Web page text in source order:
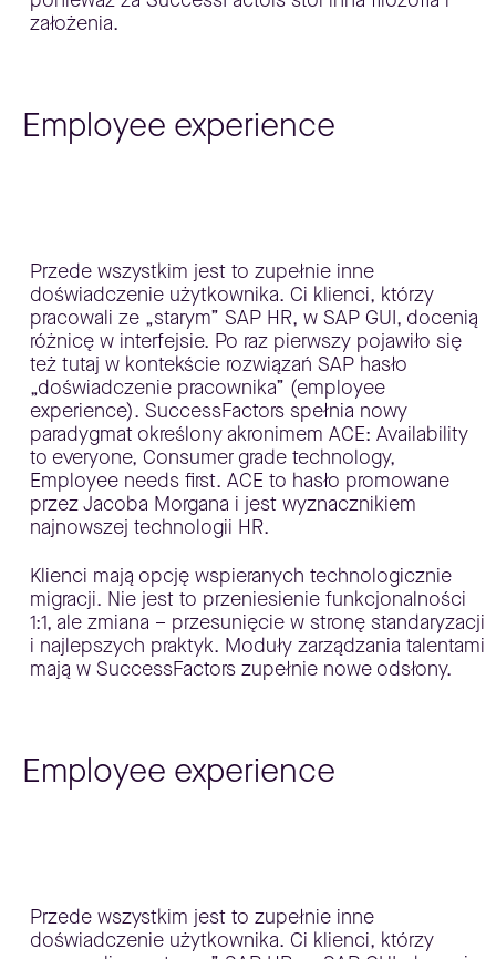
założenia.
Employee experience
Przede wszystkim jest to zupełnie inne
doświadczenie użytkownika. Ci klienci, którzy
pracowali ze „starym” SAP HR, w SAP GUI, docenią
różnicę w interfejsie. Po raz pierwszy pojawiło się
też tutaj w kontekście rozwiązań SAP hasło
„doświadczenie pracownika” (employee
experience). SuccessFactors spełnia nowy
paradygmat określony akronimem ACE: Availability
to everyone, Consumer grade technology,
Employee needs first. ACE to hasło promowane
przez Jacoba Morgana i jest wyznacznikiem
najnowszej technologii HR.
Klienci mają opcję wspieranych technologicznie
migracji. Nie jest to przeniesienie funkcjonalności
1:1, ale zmiana – przesunięcie w stronę standaryzacji
i najlepszych praktyk. Moduły zarządzania talentami
mają w SuccessFactors zupełnie nowe odsłony.
Employee experience
Przede wszystkim jest to zupełnie inne
doświadczenie użytkownika. Ci klienci, którzy